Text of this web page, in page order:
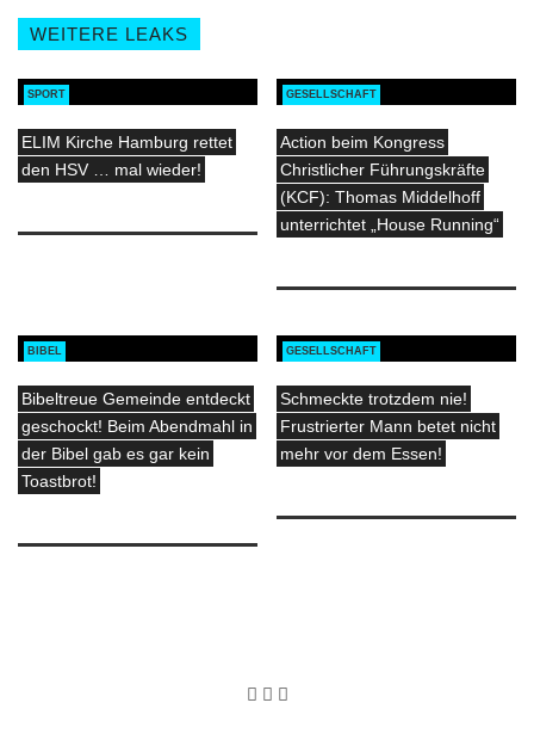
WEITERE LEAKS
SPORT
ELIM Kirche Hamburg rettet
den HSV … mal wieder!
GESELLSCHAFT
Action beim Kongress
Christlicher Führungskräfte
(KCF): Thomas Middelhoff
unterrichtet „House Running“
BIBEL
Bibeltreue Gemeinde entdeckt
geschockt! Beim Abendmahl in
der Bibel gab es gar kein
Toastbrot!
GESELLSCHAFT
Schmeckte trotzdem nie!
Frustrierter Mann betet nicht
mehr vor dem Essen!